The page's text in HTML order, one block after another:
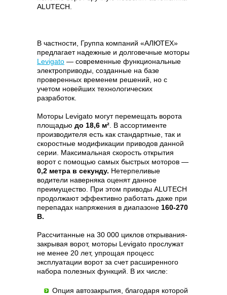
ALUTECH.
В частности, Группа компаний «АЛЮТЕХ»
предлагает надежные и долговечные моторы
Levigato — современные функциональные
электроприводы, созданные на базе
проверенных временем решений, но с
учетом новейших технологических
разработок.
Моторы Levigato могут перемещать ворота
площадью до 18,6 м² . В ассортименте
производителя есть как стандартные, так и
скоростные модификации приводов данной
серии. Максимальная скорость открытия
ворот с помощью самых быстрых моторов —
0,2 метра в секунду. Нетерпеливые
водители наверняка оценят данное
преимущество. При этом приводы ALUTECH
продолжают эффективно работать даже при
перепадах напряжения в диапазоне 160‑270
В.
Рассчитанные на 30 000 циклов открывания-
закрывая ворот, моторы Levigato прослужат
не менее 20 лет, упрощая процесс
эксплуатации ворот за счет расширенного
набора полезных функций. В их числе:
Опция автозакрытия, благодаря которой